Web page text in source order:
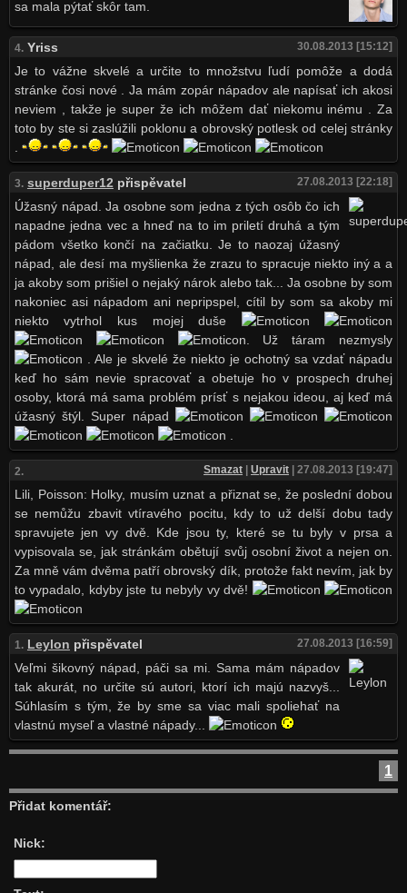
sa mala pýtať skôr tam.
4.Yriss 30.08.2013 [15:12]
Je to vážne skvelé a určite to množstvu ľudí pomôže a dodá
stránke čosi nové . Ja mám zopár nápadov ale napísať ich akosi
neviem , takže je super že ich môžem dať niekomu inému . Za
toto by ste si zaslúžili poklonu a obrovský potlesk od celej stránky
.
3. superduper12 přispěvatel 27.08.2013 [22:18]
Úžasný nápad. Ja osobne som jedna z tých osôb čo ich
napadne jedna vec a hneď na to im priletí druhá a tým
pádom všetko končí na začiatku. Je to naozaj úžasný
nápad, ale desí ma myšlienka že zrazu to spracuje niekto iný a a
ja akoby som prišiel o nejaký nárok alebo tak... Ja osobne by som
nakoniec asi nápadom ani nepripspel, cítil by som sa akoby mi
niekto vytrhol kus mojej duše
. Už táram nezmysly
. Ale je skvelé že niekto je ochotný sa vzdať nápadu
keď ho sám nevie spracovať a obetuje ho v prospech druhej
osoby, ktorá má sama problém prísť s nejakou ideou, aj keď má
úžasný štýl. Super nápad
.
2. Smazat |Upravit | 27.08.2013 [19:47]
Lili, Poisson: Holky, musím uznat a přiznat se, že poslední dobou
se nemůžu zbavit vtíravého pocitu, kdy to už delší dobu tady
spravujete jen vy dvě. Kde jsou ty, které se tu byly v prsa a
vypisovala se, jak stránkám obětují svůj osobní život a nejen on.
Za mně vám dvěma patří obrovský dík, protože fakt nevím, jak by
to vypadalo, kdyby jste tu nebyly vy dvě!
1. Leylon přispěvatel 27.08.2013 [16:59]
Veľmi šikovný nápad, páči sa mi. Sama mám nápadov
tak akurát, no určite sú autori, ktorí ich majú nazvyš...
Súhlasím s tým, že by sme sa viac mali spoliehať na
vlastnú myseľ a vlastné nápady...
1
Přidat komentář:
Nick: